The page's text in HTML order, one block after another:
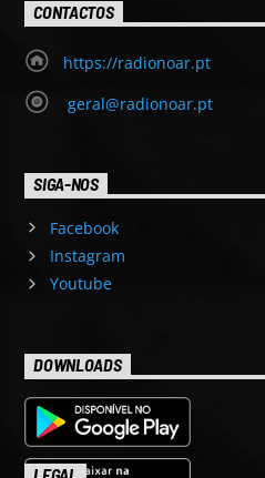
CONTACTOS
https://radionoar.pt
geral@radionoar.pt
SIGA-NOS
Facebook
Instagram
Youtube
DOWNLOADS